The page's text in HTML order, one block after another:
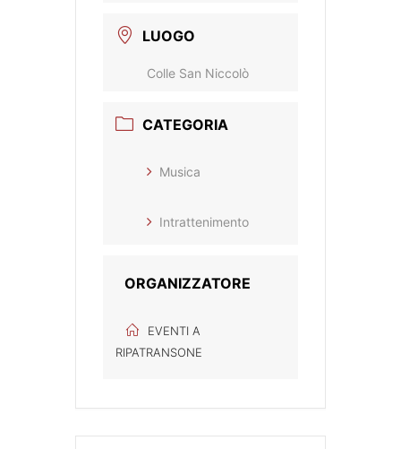
LUOGO
Colle San Niccolò
CATEGORIA
Musica
Intrattenimento
ORGANIZZATORE
EVENTI A
RIPATRANSONE